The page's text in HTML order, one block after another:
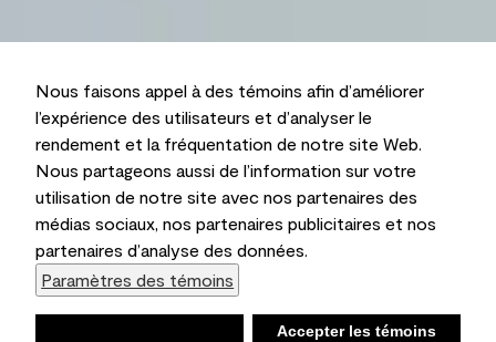
Nous faisons appel à des témoins afin d’améliorer
l’expérience des utilisateurs et d’analyser le
rendement et la fréquentation de notre site Web.
Nous partageons aussi de l’information sur votre
utilisation de notre site avec nos partenaires des
médias sociaux, nos partenaires publicitaires et nos
partenaires d’analyse des données.
Paramètres des témoins
Accepter les témoins
Liste d’achats